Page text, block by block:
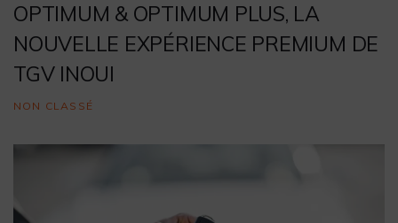
OPTIMUM & OPTIMUM PLUS, LA
NOUVELLE EXPÉRIENCE PREMIUM DE
TGV INOUI
NON CLASSÉ